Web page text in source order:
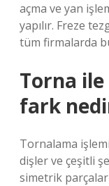
açma ve yan
yapılır. Freze
tüm firmalarda
Torna
fark
Tornalama
dişler ve çeşitli
simetrik